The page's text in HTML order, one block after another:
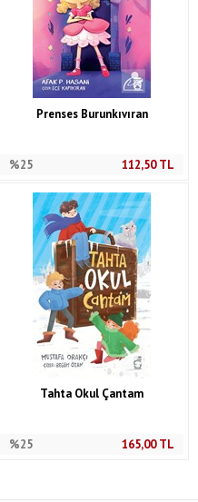
Prenses Burunkıvıran
%25 112,50TL
Tahta Okul Çantam
%25 165,00TL